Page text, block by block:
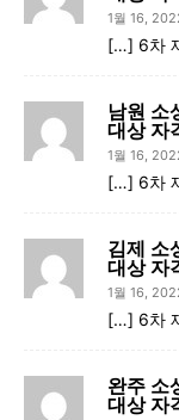
1월 16,
[…] 6차
남원 소
대상 자
1월 16,
[…] 6차
김제 소
대상 자
1월 16,
[…] 6차
완주 소
대상 자